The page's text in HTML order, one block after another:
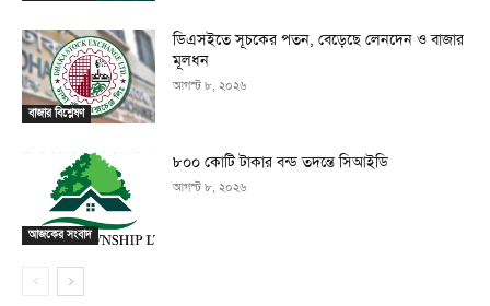
বাজার বিশ্লেষণ
ডিএসইতে সূচকের পতন, বেড়েছে লেনদেন ও বাজার
মূলধন
আগস্ট ৮, ২০২৬
আজকের সংবাদ
৮০০ কোটি টাকার বন্ড তদন্তে সিআইডি
আগস্ট ৮, ২০২৬